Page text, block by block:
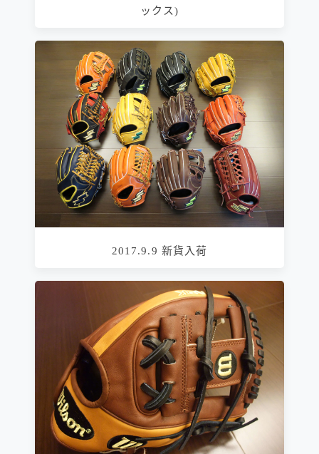
ックス)
2017.9.9 新貨入荷